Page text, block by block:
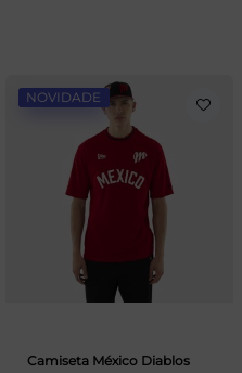
NOVIDADE
Camiseta México Diablos